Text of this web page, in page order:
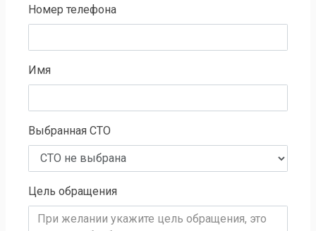
Номер телефона
Имя
Выбранная СТО
Цель обращения